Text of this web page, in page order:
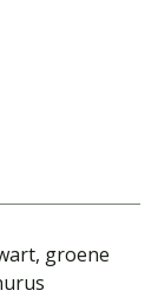
groene